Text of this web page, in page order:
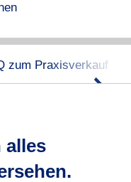
zum Praxisverkauf
alles